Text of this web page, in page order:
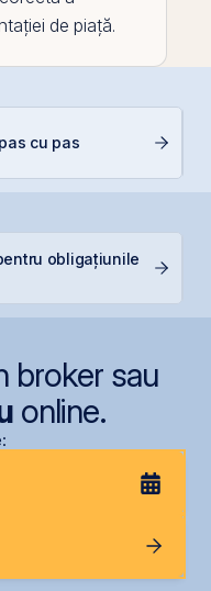
de piață.
cu pas
obligațiunile
broker sau
online.